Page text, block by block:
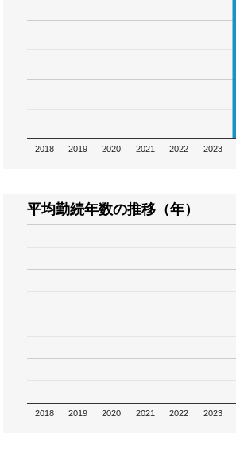
2018 2019 2020 2021 2022 2023
平均勤続年数の推移（年）
2018 2019 2020 2021 2022 2023